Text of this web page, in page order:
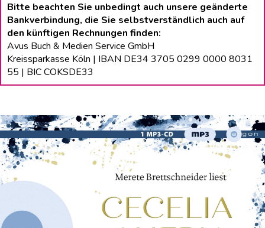
Bitte beachten Sie unbedingt auch unsere geänderte
Bankverbindung, die Sie selbstverständlich auch auf
den künftigen Rechnungen finden:
Avus Buch & Medien Service GmbH
Kreissparkasse Köln | IBAN DE34 3705 0299 0000 8031
55 | BIC COKSDE33